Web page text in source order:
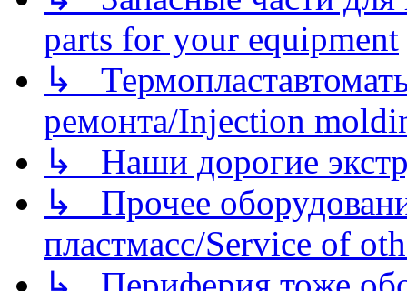
parts for your equipment
↳
ремонта/Injection
↳ Наши дорогие
↳ Прочее
пластмасс/Service of